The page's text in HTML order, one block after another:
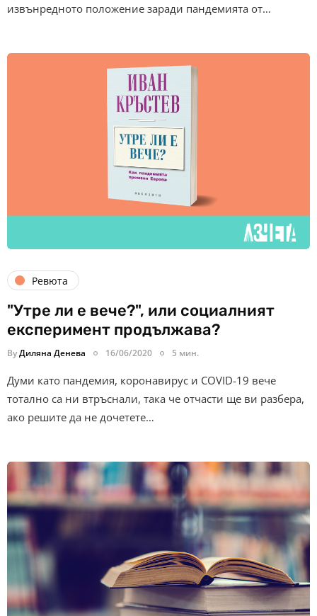
извънредното положение заради пандемията от…
Ревюта
"Утре ли е вече?", или социалният
експеримент продължава?
ByДиляна Денева 16/06/2020 5 мин.
Думи като пандемия, коронавирус и COVID-19 вече
тотално са ни втръснали, така че отчасти ще ви разбера,
ако решите да не дочетете…